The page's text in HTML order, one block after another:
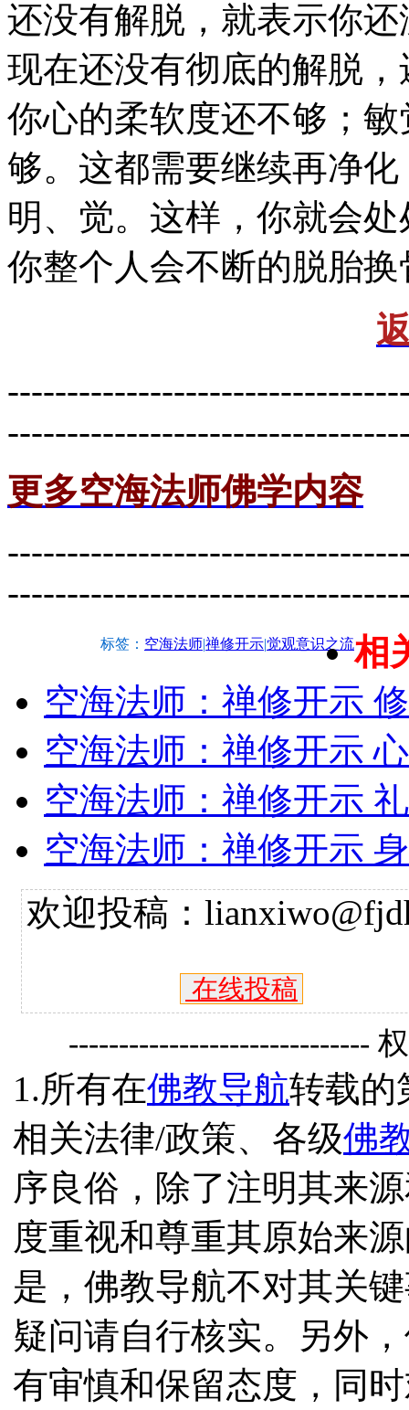
还没有解脱，就表示你
现在还没有彻底的解脱
你心的柔软度还不够；
够。这都需要继续再净
明、觉。这样，你就会
你整个人会不断的脱胎换
更多空海法师佛学内容
标签： 空海法师|禅修开示|觉观意识之流相
空海法师：禅修开示
空海法师：禅修开示
空海法师：禅修开示
空海法师：禅修开示
欢迎投稿：
在线投稿
------------------------------
1.所有在佛教导航转载的
相关法律/政策、各级佛
序良俗，除了注明其来
度重视和尊重其原始来
是，佛教导航不对其关
疑问请自行核实。另外
有审慎和保留态度，同